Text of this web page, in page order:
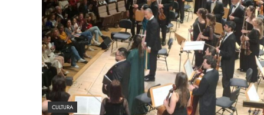
CULTURA